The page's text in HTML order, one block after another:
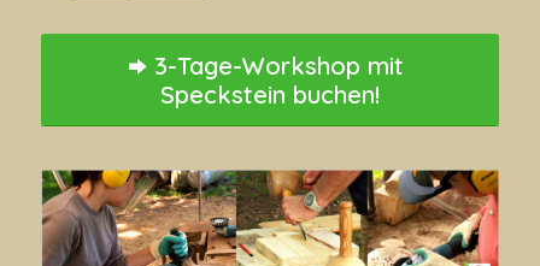
3-Tage-Workshop mit
Speckstein buchen!